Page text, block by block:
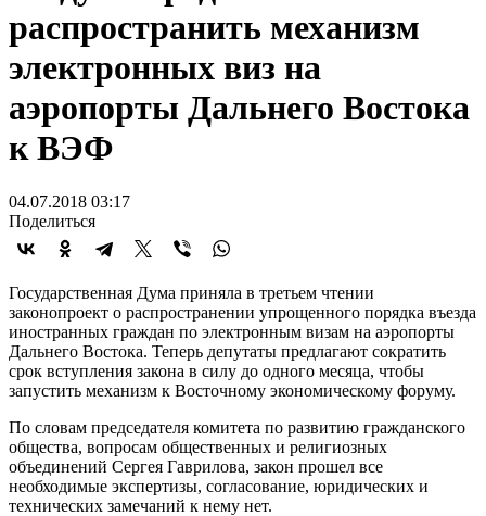
распространить механизм
электронных виз на
аэропорты Дальнего Востока
к ВЭФ
04.07.2018 03:17
Поделиться
Государственная Дума приняла в третьем чтении
законопроект о распространении упрощенного порядка въезда
иностранных граждан по электронным визам на аэропорты
Дальнего Востока. Теперь депутаты предлагают сократить
срок вступления закона в силу до одного месяца, чтобы
запустить механизм к Восточному экономическому форуму.
По словам председателя комитета по развитию гражданского
общества, вопросам общественных и религиозных
объединений Сергея Гаврилова, закон прошел все
необходимые экспертизы, согласование, юридических и
технических замечаний к нему нет.